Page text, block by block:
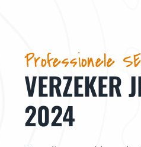
Professionele
VERZEKER
2024